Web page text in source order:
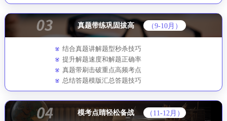
真题带练巩固拔高 （9-10月）
结合真题讲解题型秒杀技巧
提升解题速度和解题正确率
真题带刷击破重点高频考点
总结答题模版汇总答题技巧
模考点睛轻松备战 （11-12月）